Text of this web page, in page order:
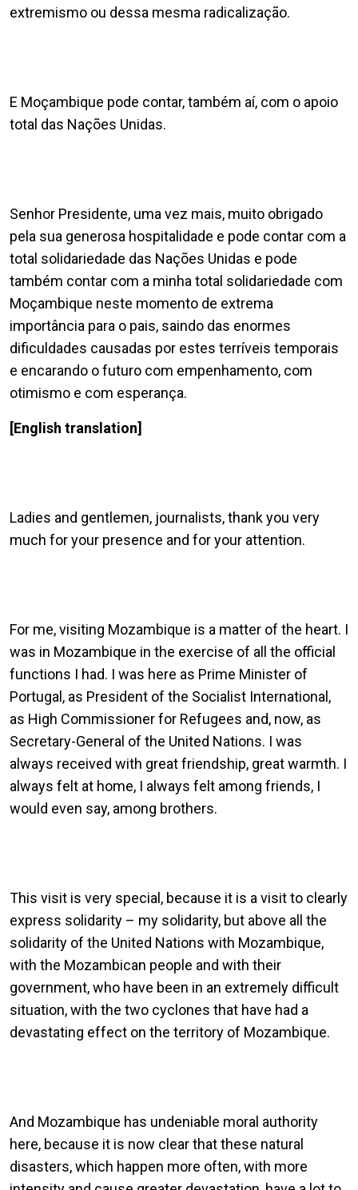
extremismo ou dessa mesma radicalização.
E Moçambique pode contar, também aí, com o apoio
total das Nações Unidas.
Senhor Presidente, uma vez mais, muito obrigado
pela sua generosa hospitalidade e pode contar com a
total solidariedade das Nações Unidas e pode
também contar com a minha total solidariedade com
Moçambique neste momento de extrema
importância para o pais, saindo das enormes
dificuldades causadas por estes terríveis temporais
e encarando o futuro com empenhamento, com
otimismo e com esperança.
[English translation]
Ladies and gentlemen, journalists, thank you very
much for your presence and for your attention.
For me, visiting Mozambique is a matter of the heart. I
was in Mozambique in the exercise of all the official
functions I had. I was here as Prime Minister of
Portugal, as President of the Socialist International,
as High Commissioner for Refugees and, now, as
Secretary-General of the United Nations. I was
always received with great friendship, great warmth. I
always felt at home, I always felt among friends, I
would even say, among brothers.
This visit is very special, because it is a visit to clearly
express solidarity – my solidarity, but above all the
solidarity of the United Nations with Mozambique,
with the Mozambican people and with their
government, who have been in an extremely difficult
situation, with the two cyclones that have had a
devastating effect on the territory of Mozambique.
And Mozambique has undeniable moral authority
here, because it is now clear that these natural
disasters, which happen more often, with more